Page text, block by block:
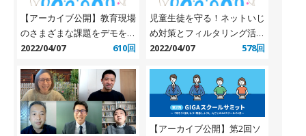
【アーカイブ公開】教育現場
のさまざまな課題をデモを交
えてご紹介！ ～誹謗中傷や
～（デジタルアーツ社）
2022/04/07 610回
児童生徒を守る！ネットいじ
め対策とフィルタリング活用
方法 【兵庫県立大学 竹内和
2022/04/07 578回
【アーカイブ公開】第2回ソ